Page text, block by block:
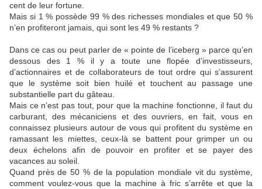
cent de leur fortune.
Mais si 1 % possède 99 % des richesses mondiales et que 50 %
n’en profiteront jamais, qui sont les 49 % restants ?
Dans ce cas ou peut parler de « pointe de l’iceberg » parce qu’en
dessous des 1 % il y a toute une flopée d’investisseurs,
d’actionnaires et de collaborateurs de tout ordre qui s’assurent
que le système soit bien huilé et touchent au passage une
substantielle part du gâteau.
Mais ce n’est pas tout, pour que la machine fonctionne, il faut du
carburant, des mécaniciens et des ouvriers, en fait, vous en
connaissez plusieurs autour de vous qui profitent du système en
ramassant les miettes, ceux-là se battent pour grimper un ou
deux échelons afin de pouvoir en profiter et se payer des
vacances au soleil.
Quand près de 50 % de la population mondiale vit du système,
comment voulez-vous que la machine à fric s’arrête et que la